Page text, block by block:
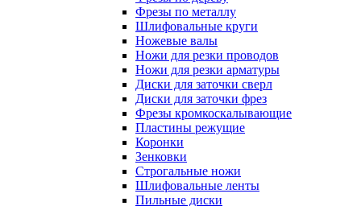
Фрезы по металлу
Шлифовальные круги
Ножевые валы
Ножи для резки проводов
Ножи для резки арматуры
Диски для заточки сверл
Диски для заточки фрез
Фрезы кромкоскалывающие
Пластины режущие
Коронки
Зенковки
Строгальные ножи
Шлифовальные ленты
Пильные диски